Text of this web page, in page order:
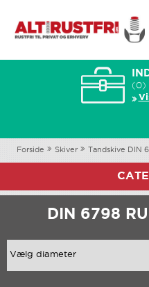
(0)
Forside Skiver Tandskive DIN
DIN 6798